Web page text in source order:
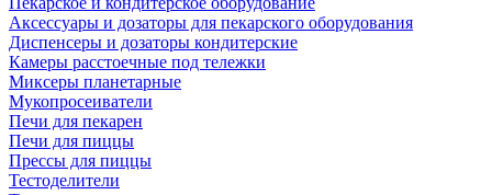
Аксессуары и дозаторы для пекарского оборудования
Диспенсеры и дозаторы кондитерские
Камеры расстоечные под тележки
Миксеры планетарные
Мукопросеиватели
Печи для пекарен
Печи для пиццы
Прессы для пиццы
Тестоделители